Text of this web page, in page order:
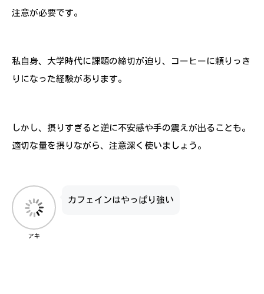
注意が必要です。
私自身、大学時代に課題の締切が迫り、コーヒーに頼りっき
りになった経験があります。
しかし、摂りすぎると逆に不安感や手の震えが出ることも。
適切な量を摂りながら、注意深く使いましょう。
アキ
カフェインはやっぱり強い